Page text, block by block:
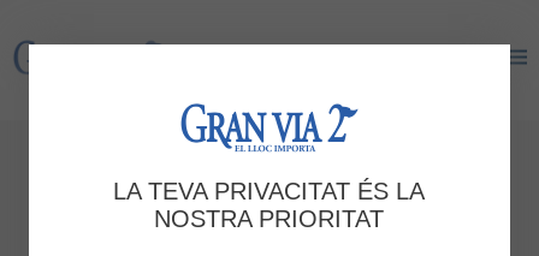
Gran Via 2
Rentat de cotxes
Servei
LA TEVA PRIVACITAT ÉS LA
NOSTRA PRIORITAT